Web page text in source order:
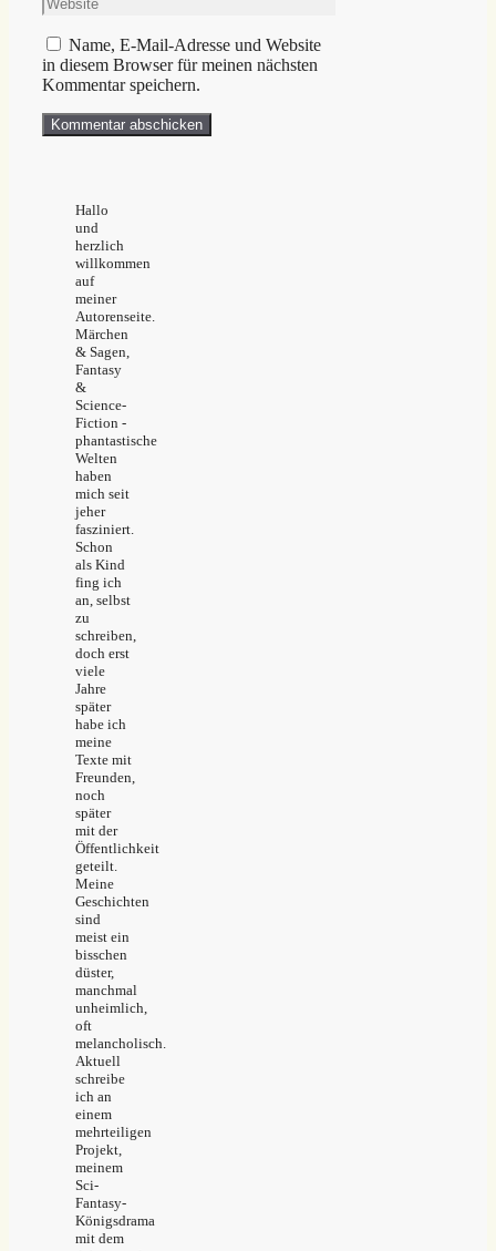
Adresse
Name, E-Mail-Adresse und Website
in diesem Browser für meinen nächsten
Kommentar speichern.
Hallo
und
herzlich
willkommen
auf
meiner
Autorenseite.
Märchen
& Sagen,
Fantasy
&
Science-
Fiction -
phantastische
Welten
haben
mich seit
jeher
fasziniert.
Schon
als Kind
fing ich
an, selbst
zu
schreiben,
doch erst
viele
Jahre
später
habe ich
meine
Texte mit
Freunden,
noch
später
mit der
Öffentlichkeit
geteilt.
Meine
Geschichten
sind
meist ein
bisschen
düster,
manchmal
unheimlich,
oft
melancholisch.
Aktuell
schreibe
ich an
einem
mehrteiligen
Projekt,
meinem
Sci-
Fantasy-
Königsdrama
mit dem